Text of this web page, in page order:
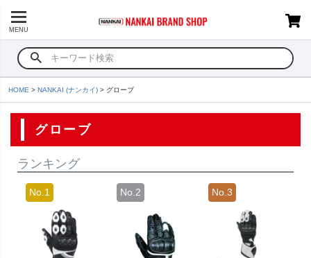
MENU
HOME NANKAI (ナンカイ) グローブ
グローブ
ランキング